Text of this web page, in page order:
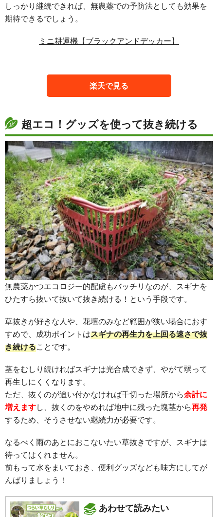
しっかり継続できれば、無農薬での予防法としても効果を
期待できるでしょう。
ミニ耕運機【ブラックアンドデッカー】
楽天で見る
超エコ！グッズを使って抜き続ける
無農薬かつエコロジー的配慮もバッチリなのが、スギナを
ひたすら抜いて抜いて抜き続ける！という手段です。
草抜きが好きな人や、花壇のみなど範囲が狭い場合におす
すめで、成功ポイントはスギナの再生力を上回る速さで抜
き続けることです。
茎をむしり続ければスギナは光合成できず、やがて弱って
再生しにくくなります。
ただ、抜くのが追い付かなければ千切った場所から余計に
増えますし、抜くのをやめれば地中に残った塊茎から再発
するため、そうさせない継続力が必要です。
なるべく雨のあとにおこないたい草抜きですが、スギナは
待ってはくれません。
前もって水をまいておき、便利グッズなども味方にしてが
んばりましょう！
あわせて読みたい